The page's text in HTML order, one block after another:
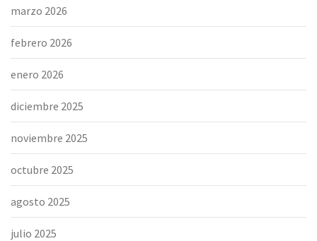
marzo 2026
febrero 2026
enero 2026
diciembre 2025
noviembre 2025
octubre 2025
agosto 2025
julio 2025